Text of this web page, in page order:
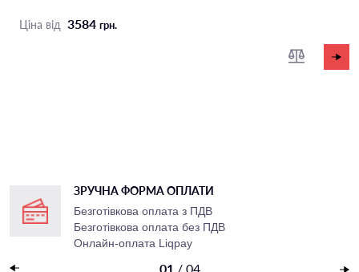
Ціна від 3584 грн.
ЗРУЧНА ФОРМА ОПЛАТИ
Безготівкова оплата з ПДВ
Безготівкова оплата без ПДВ
Онлайн-оплата Liqpay
01 / 04